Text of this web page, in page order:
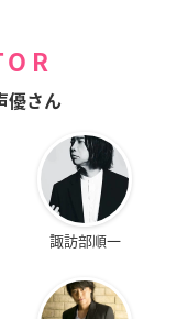
優さん
諏訪部順一